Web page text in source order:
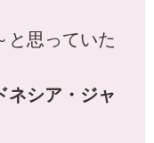
でこれまでにも数
で紹介されまし
ーヒー...
と思っていた
ネシア・ジャ